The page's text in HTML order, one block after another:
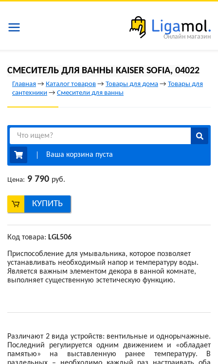
СМЕСИТЕЛЬ ДЛЯ ВАННЫ KAISER SOFIA, 04022
Главная → Каталог товаров → Товары для дома → Товары для
сантехники → Смесители для ванны
Ваша корзина пуста
Цена: 9 790 руб.
КУПИТЬ
Код товара: LGL506
Приспособление для умывальника, которое позволяет
устанавливать необходимый напор и температуру воды.
Является важным элементом декора в ванной комнате,
выполняет существенную эстетическую функцию.
Различают 2 вида устройств: вентильные и однорычажные.
Последний регулируется одним движением и «обладает
памятью» на выставленную ранее температуру. В
Онлайн магазин